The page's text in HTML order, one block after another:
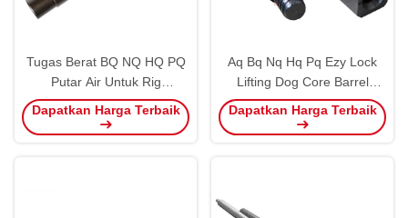
Tugas Berat BQ NQ HQ PQ
Putar Air Untuk Rig
Pengeboran
Dapatkan Harga Terbaik
Aq Bq Nq Hq Pq Ezy Lock
Lifting Dog Core Barrel
Overshot
Dapatkan Harga Terbaik